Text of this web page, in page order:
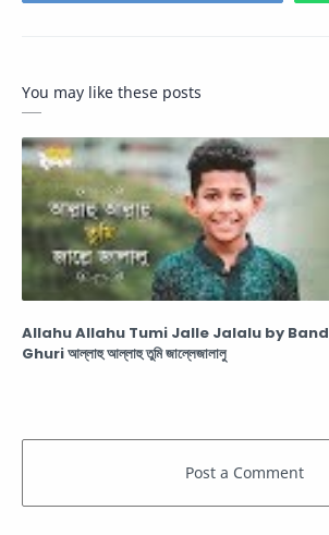
You may like these posts
Allahu Allahu Tumi Jalle Jalalu by Band
Ghuri আল্লাহু আল্লাহু তুমি জাল্লেজালালু